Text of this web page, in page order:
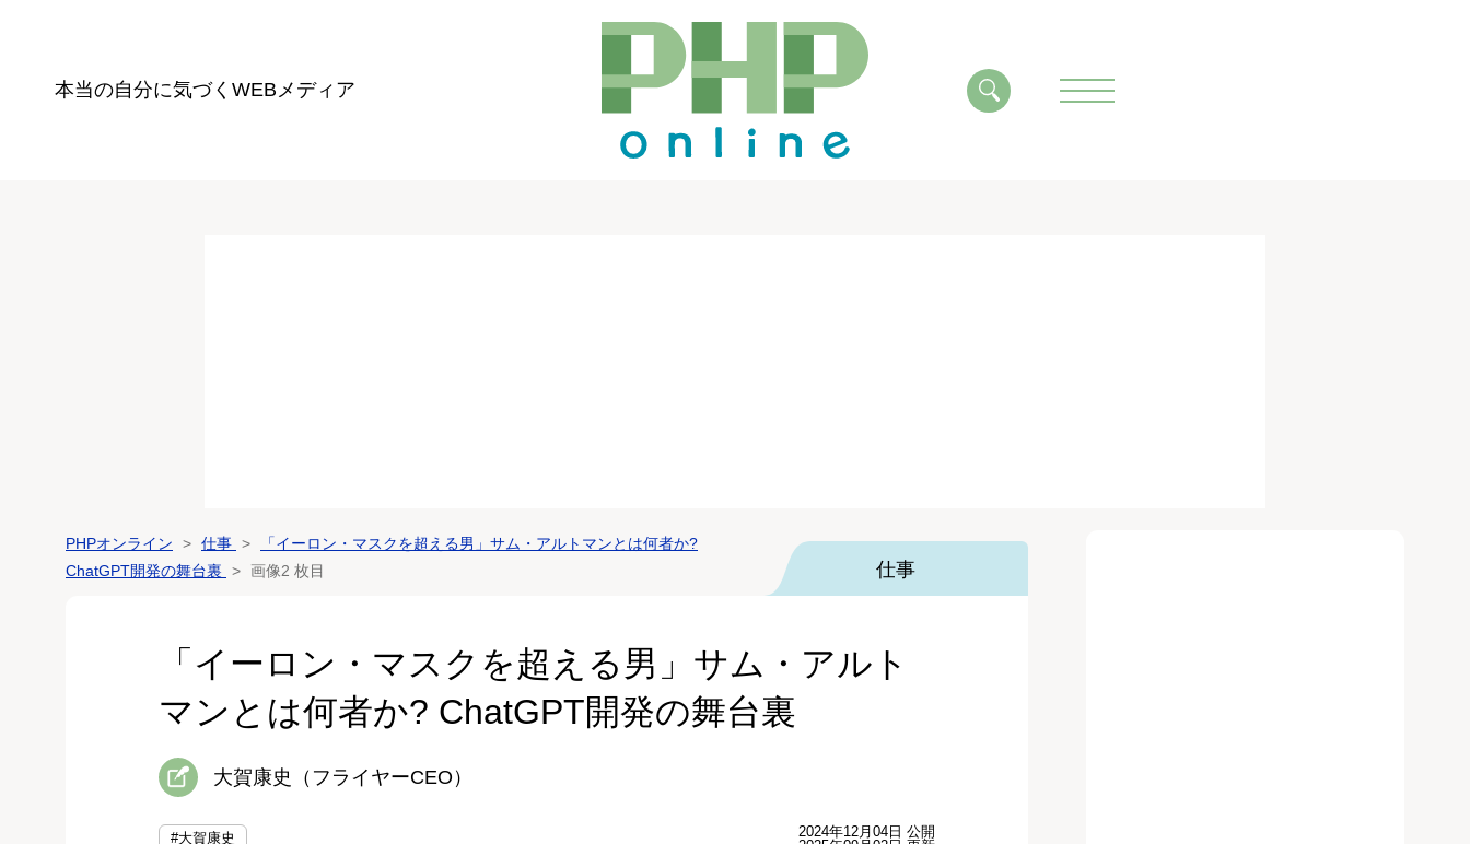
本当の自分に気づく WEBメディア
PHPオンライン 仕事
「イーロン・マスクを超える男」サム・アルトマンとは何者か?
ChatGPT開発の舞台裏
画像2 枚目 仕事
「イーロン・マスクを超える男」サム・アルト
マンとは何者か? ChatGPT開発の舞台裏
大賀康史（フライヤーCEO）
#大賀康史
2024年12月04日 公開